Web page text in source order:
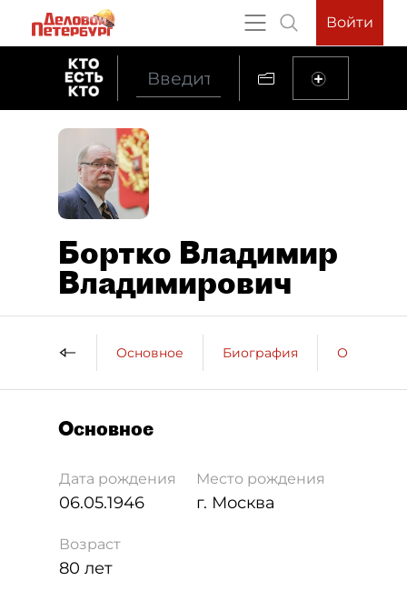
Войти
Бортко Владимир
Владимирович
Основное Биография
Основное
Дата рождения
06.05.1946
Место рождения
г. Москва
Возраст
80 лет